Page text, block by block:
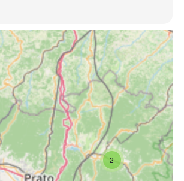
2